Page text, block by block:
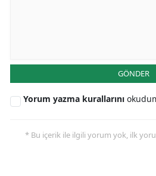
GÖNDER
Yorum yazma kurallarını
* Bu içerik ile ilgili yorum yok, ilk